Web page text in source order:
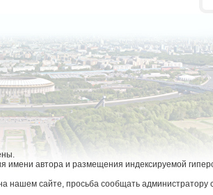
имени автора и размещения индексируемой
нашем сайте, просьба сообщать администратору